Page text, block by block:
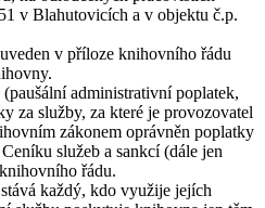
v Blahutovicích a v objektu č.p.
v příloze knihovního řádu
administrativní poplatek,
za služby, za které je provozovatel
zákonem oprávněn poplatky
služeb a sankcí (dále jen
řádu.
každý, kdo využije jejích